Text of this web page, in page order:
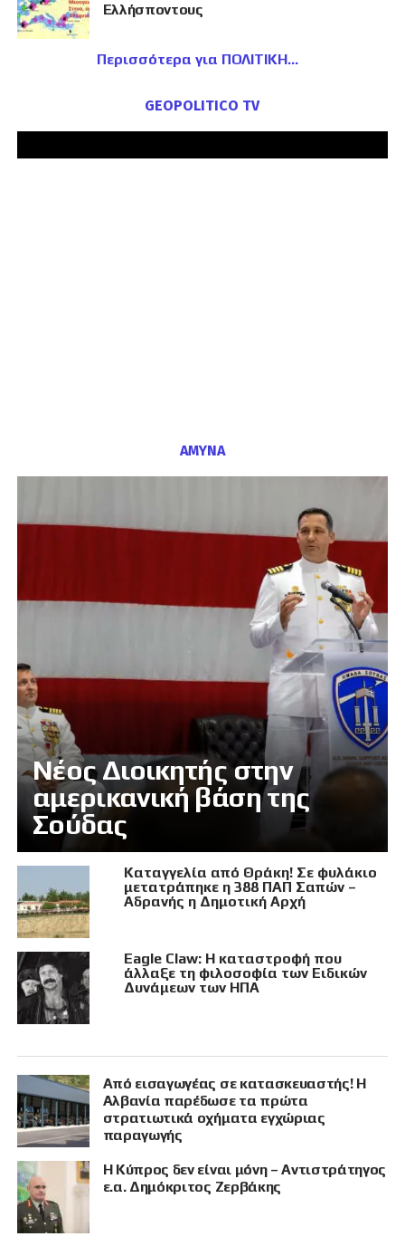
Ελλήσποντους
Περισσότερα για ΠΟΛΙΤΙΚΗ
GEOPOLITICO TV
ΑΜΥΝΑ
Νέος Διοικητής στην
αμερικανική βάση της
Σούδας
Καταγγελία από Θράκη! Σε φυλάκιο
μετατράπηκε η 388 ΠΑΠ Σαπών –
Αδρανής η Δημοτική Αρχή
Eagle Claw: Η καταστροφή που
άλλαξε τη φιλοσοφία των Ειδικών
Δυνάμεων των ΗΠΑ
Από εισαγωγέας σε κατασκευαστής! Η
Αλβανία παρέδωσε τα πρώτα
στρατιωτικά οχήματα εγχώριας
παραγωγής
Η Κύπρος δεν είναι μόνη – Αντιστράτηγος
ε.α. Δημόκριτος Ζερβάκης